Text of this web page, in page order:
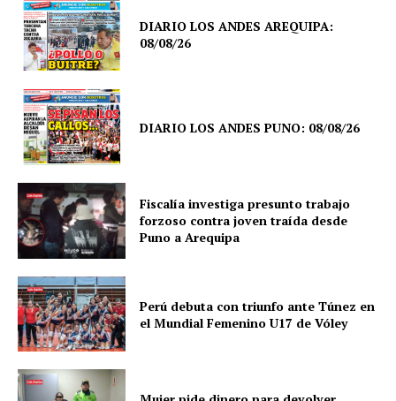
DIARIO LOS ANDES AREQUIPA:
08/08/26
DIARIO LOS ANDES PUNO: 08/08/26
Fiscalía investiga presunto trabajo
forzoso contra joven traída desde
Puno a Arequipa
Perú debuta con triunfo ante Túnez en
el Mundial Femenino U17 de Vóley